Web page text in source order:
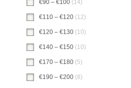
€90 – €100 (14)
€110 – €120 (12)
€120 – €130 (10)
€140 – €150 (10)
€170 – €180 (5)
€190 – €200 (8)